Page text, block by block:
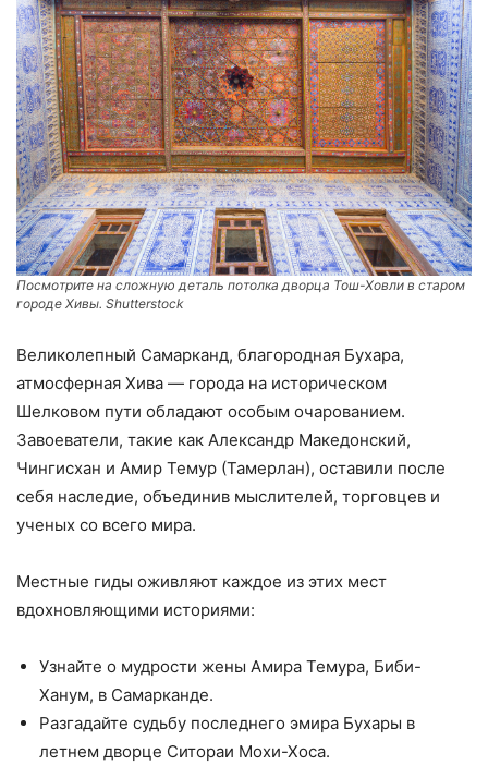
Посмотрите на сложную деталь потолка дворца Тош-Ховли в старом
городе Хивы. Shutterstock
Великолепный Самарканд, благородная Бухара,
атмосферная Хива — города на историческом
Шелковом пути обладают особым очарованием.
Завоеватели, такие как Александр Македонский,
Чингисхан и Амир Темур (Тамерлан), оставили после
себя наследие, объединив мыслителей, торговцев и
ученых со всего мира.
Местные гиды оживляют каждое из этих мест
вдохновляющими историями:
Узнайте о мудрости жены Амира Темура, Биби-
Ханум, в Самарканде.
Разгадайте судьбу последнего эмира Бухары в
летнем дворце Ситораи Мохи-Хоса.